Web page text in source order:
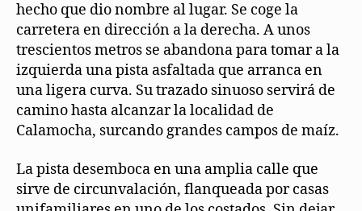
hecho que dio nombre al lugar. Se coge la
carretera en dirección a la derecha. A unos
trescientos metros se abandona para tomar a la
izquierda una pista asfaltada que arranca en
una ligera curva. Su trazado sinuoso servirá de
camino hasta alcanzar la localidad de
Calamocha, surcando grandes campos de maíz.
La pista desemboca en una amplia calle que
sirve de circunvalación, flanqueada por casas